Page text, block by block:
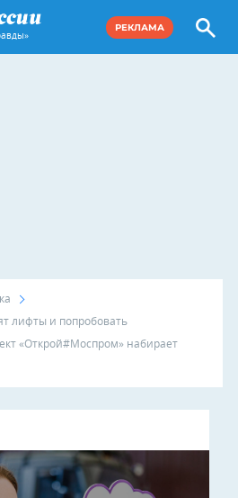
РЕКЛАМА
лифты и попробовать
«Открой#Моспром» набирает